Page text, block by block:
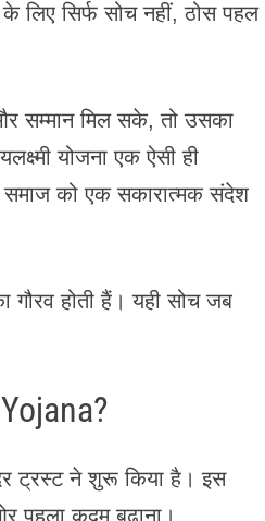
लिए सिर्फ सोच नहीं, ठोस पहल
और सम्मान मिल सके, तो उसका
योजना एक ऐसी ही
समाज को एक सकारात्मक संदेश
गौरव होती हैं। यही सोच जब
ट्रस्ट ने शुरू किया है। इस
पहला कदम बढ़ाना।